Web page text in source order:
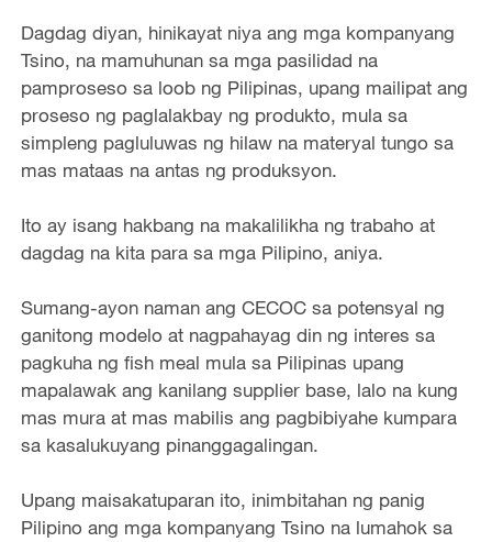
Dagdag diyan, hinikayat niya ang mga kompanyang
Tsino, na mamuhunan sa mga pasilidad na
pamproseso sa loob ng Pilipinas, upang mailipat ang
proseso ng paglalakbay ng produkto, mula sa
simpleng pagluluwas ng hilaw na materyal tungo sa
mas mataas na antas ng produksyon.
Ito ay isang hakbang na makalilikha ng trabaho at
dagdag na kita para sa mga Pilipino, aniya.
Sumang-ayon naman ang CECOC sa potensyal ng
ganitong modelo at nagpahayag din ng interes sa
pagkuha ng fish meal mula sa Pilipinas upang
mapalawak ang kanilang supplier base, lalo na kung
mas mura at mas mabilis ang pagbibiyahe kumpara
sa kasalukuyang pinanggagalingan.
Upang maisakatuparan ito, inimbitahan ng panig
Pilipino ang mga kompanyang Tsino na lumahok sa